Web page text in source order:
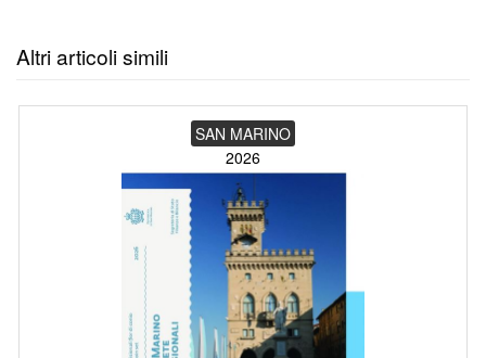
Altri articoli simili
SAN MARINO
2026